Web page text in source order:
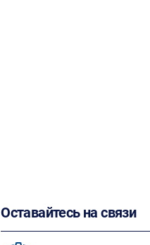
Оставайтесь на связи